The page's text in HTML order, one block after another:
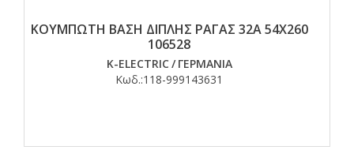
ΚΟΥΜΠΩΤΗ ΒΑΣΗ ΔΙΠΛΗΣ ΡΑΓΑΣ 32A 54X260
106528
K-ELECTRIC/ ΓΕΡΜΑΝΙΑ
Κωδ.:118-999143631